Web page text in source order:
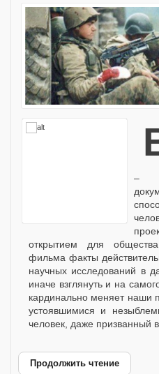
В
–
открытием для
фильма факты
научных исследований в
иначе взглянуть и на
кардинально меняет наши
устоявшимися и
человек, даже призванный
Продолжить чтение